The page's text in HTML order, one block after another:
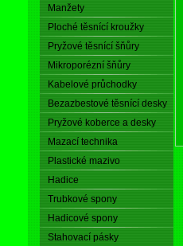
Manžety
Ploché těsnící kroužky
Pryžové těsnící šňůry
Mikroporézní šňůry
Kabelové průchodky
Bezazbestové těsnící desky
Pryžové koberce a desky
Mazací technika
Plastické mazivo
Hadice
Trubkové spony
Hadicové spony
Stahovací pásky